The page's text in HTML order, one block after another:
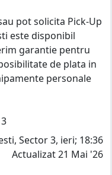
pot solicita Pick-Up
este disponibil
garantie pentru
de plata in
personale
Sector 3, ieri; 18:36
Actualizat 21 Mai '26